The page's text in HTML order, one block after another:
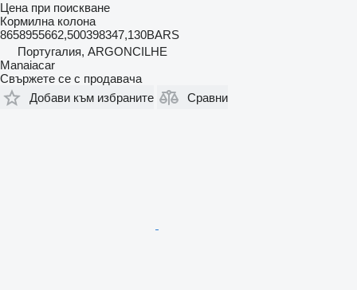
Цена при поискване
Кормилна колона
8658955662,500398347,130BARS
Португалия, ARGONCILHE
Manaiacar
Свържете се с продавача
Добави към избраните
Сравни